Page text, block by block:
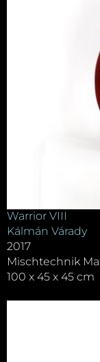
Warrior VIII
Kálmán Várady
2017
Mischtechnik
100 x 45 x 45 cm